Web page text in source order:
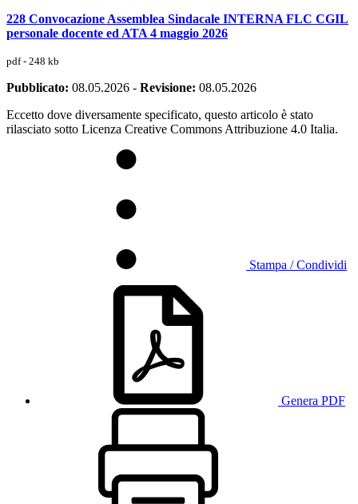
228 Convocazione Assemblea Sindacale INTERNA FLC CGIL
personale docente ed ATA 4 maggio 2026
pdf - 248 kb
Pubblicato: 08.05.2026 - Revisione: 08.05.2026
Eccetto dove diversamente specificato, questo articolo è stato
rilasciato sotto Licenza Creative Commons Attribuzione 4.0 Italia.
Stampa / Condividi
Genera PDF